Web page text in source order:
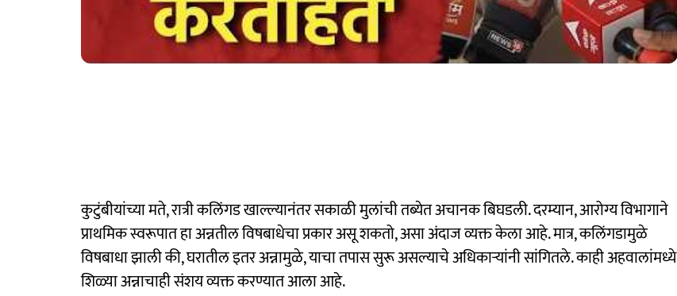
कुटुंबीयांच्या मते, रात्री कलिंगड खाल्ल्यानंतर सकाळी मुलांची तब्येत अचानक बिघडली. दरम्यान, आरोग्य विभागाने
प्राथमिक स्वरूपात हा अन्नतील विषबाधेचा प्रकार असू शकतो, असा अंदाज व्यक्त केला आहे. मात्र, कलिंगडामुळे
विषबाधा झाली की, घरातील इतर अन्नामुळे, याचा तपास सुरू असल्याचे अधिकाऱ्यांनी सांगितले. काही अहवालांमध्ये
शिळ्या अन्नाचाही संशय व्यक्त करण्यात आला आहे.